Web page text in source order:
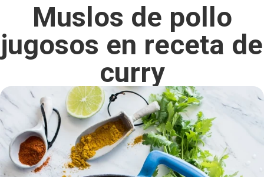
Muslos de pollo
jugosos en receta de
curry